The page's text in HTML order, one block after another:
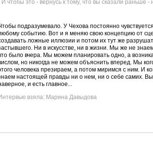
И чтобы это - вернусь к тому, что вы сказали раньше
подразумевало. У Чехова постоянно
событию. Вот и я меняю свою концепцию от
ложные иллюзии и потом их тут же
Ни в искусстве, ни в жизни. Мы же не
было вчера. Мы можем планировать одно, а
но никогда не можем объяснить вперед. Мы
человека презираем, а потом миримся с ним. И
настоящей правды ни о нем, ни о себе самих. Вы
и есть главное...
взяла: Марина Давыдова